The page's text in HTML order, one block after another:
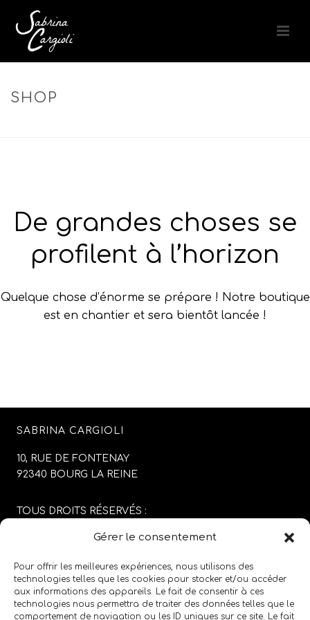
Gérer le consentement
Pour offrir les meilleures expériences, nous utilisons des
technologies telles que les cookies pour stocker et/ou accéder
aux informations des appareils. Le fait de consentir à ces
technologies nous permettra de traiter des données telles que le
comportement de navigation ou les ID uniques sur ce site. Le fait
SHOP
De grandes choses se
profilent à l’horizon
Quelque chose d’énorme se prépare ! Notre boutique
est en chantier et sera bientôt lancée !
SABRINA CARGIOLI
10, RUE DE FONTENAY
92340 BOURG LA REINE
TOUS DROITS RÉSERVÉS :
CONCEPTION DU SITE :
MENTIONS LÉGALES/CGV